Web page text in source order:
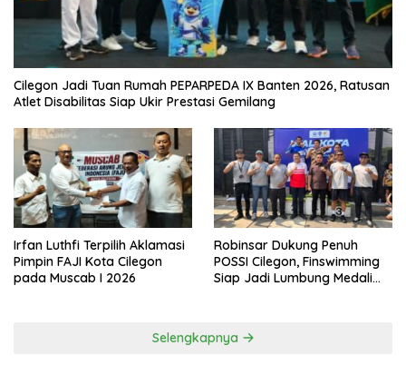
Cilegon Jadi Tuan Rumah PEPARPEDA IX Banten 2026, Ratusan
Atlet Disabilitas Siap Ukir Prestasi Gemilang
Irfan Luthfi Terpilih Aklamasi
Pimpin FAJI Kota Cilegon
pada Muscab I 2026
Robinsar Dukung Penuh
POSSI Cilegon, Finswimming
Siap Jadi Lumbung Medali
Selengkapnya